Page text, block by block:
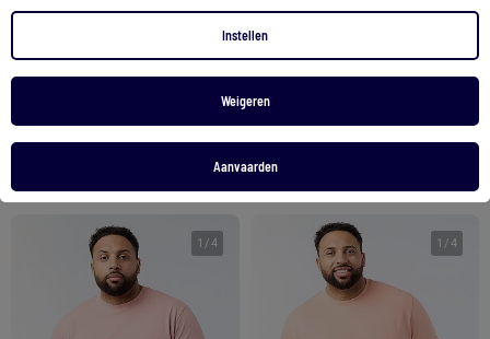
Instellen
Weigeren
Aanvaarden
6,00 €
10,00 €
2 kleuren
1 /4 1 /4